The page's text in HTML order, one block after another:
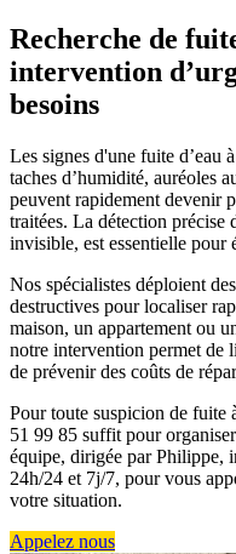
Recherche de
intervention
besoins
Les signes d'une fuite d’eau
taches d’humidité, auréoles
peuvent rapidement devenir
traitées. La détection précise
invisible, est essentielle pour
Nos spécialistes déploient
destructives pour localiser
maison, un appartement ou
notre intervention permet de
de prévenir des coûts de
Pour toute suspicion de fuite
51 99 85 suffit pour
équipe, dirigée par Philippe,
24h/24 et 7j/7, pour vous
votre situation.
Appelez nous